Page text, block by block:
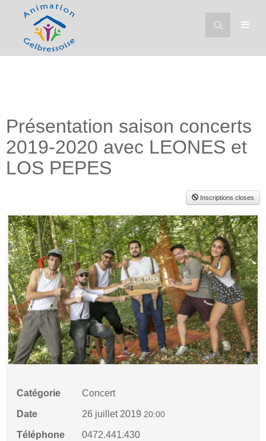
Présentation saison concerts
2019-2020 avec LEONES et
LOS PEPES
Inscriptions closes
Catégorie Concert
Date 26 juillet 2019 20:00
Téléphone 0472.441.430